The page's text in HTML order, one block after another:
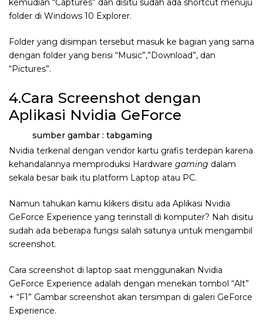
kemudian “Captures” dan disitu sudah ada shortcut menuju
folder di Windows 10 Explorer.
Folder yang disimpan tersebut masuk ke bagian yang sama
dengan folder yang berisi “Music”,”Download”, dan
“Pictures”.
4.Cara Screenshot dengan
Aplikasi Nvidia GeForce
sumber gambar : tabgaming
Nvidia terkenal dengan vendor kartu grafis terdepan karena
kehandalannya memproduksi Hardware gaming dalam
sekala besar baik itu platform Laptop atau PC.
Namun tahukan kamu klikers disitu ada Aplikasi Nvidia
GeForce Experience yang terinstall di komputer? Nah disitu
sudah ada beberapa fungsi salah satunya untuk mengambil
screenshot.
Cara screenshot di laptop saat menggunakan Nvidia
GeForce Experience adalah dengan menekan tombol “Alt”
+ “F1” Gambar screenshot akan tersimpan di galeri GeForce
Experience.